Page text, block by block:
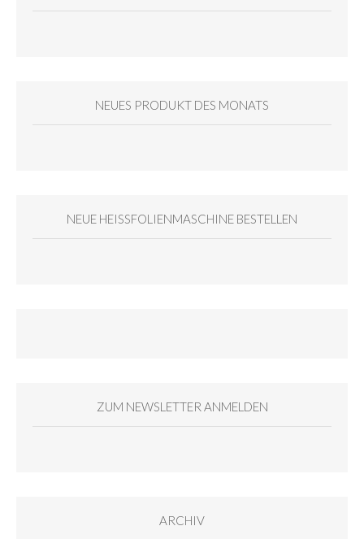
NEUES PRODUKT DES MONATS
NEUE HEISSFOLIENMASCHINE BESTELLEN
ZUM NEWSLETTER ANMELDEN
ARCHIV